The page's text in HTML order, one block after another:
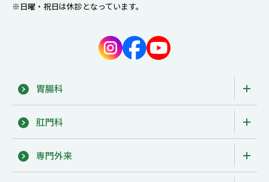
※日曜・祝日は休診となっています。
胃腸科
肛門科
専門外来